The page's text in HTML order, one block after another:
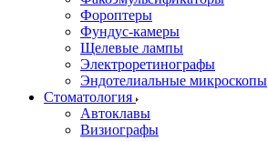
Фороптеры
Фундус-камеры
Щелевые лампы
Электроретинографы
Эндотелиальные микроскопы
Стоматология
Автоклавы
Визиографы